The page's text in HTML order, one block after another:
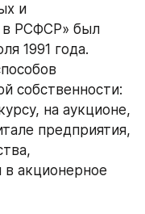
и
в РСФСР» был
1991 года.
собственности:
на аукционе,
предприятия,
в акционерное